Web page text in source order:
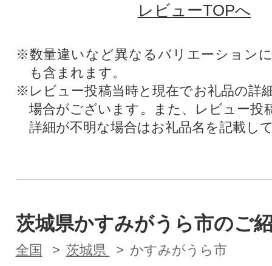
レビューTOPへ
※数量違いなど異なるバリエーション
も含まれます。
※レビュー投稿当時と現在でお礼品の詳
場合がございます。また、レビュー投
詳細が不明な場合はお礼品名を記載し
茨城県かすみがうら市のご
全国 茨城県 かすみがうら市